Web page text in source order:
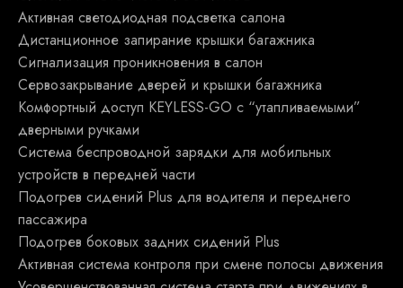
Активная светодиодная подсветка салона
Дистанционное запирание крышки багажника
Сигнализация проникновения в салон
Сервозакрывание дверей и крышки багажника
Комфортный доступ KEYLESS-GO с “утапливаемыми”
дверными ручками
Система беспроводной зарядки для мобильных
устройств в передней части
Подогрев сидений Plus для водителя и переднего
пассажира
Подогрев боковых задних сидений Plus
Активная система контроля при смене полосы движения